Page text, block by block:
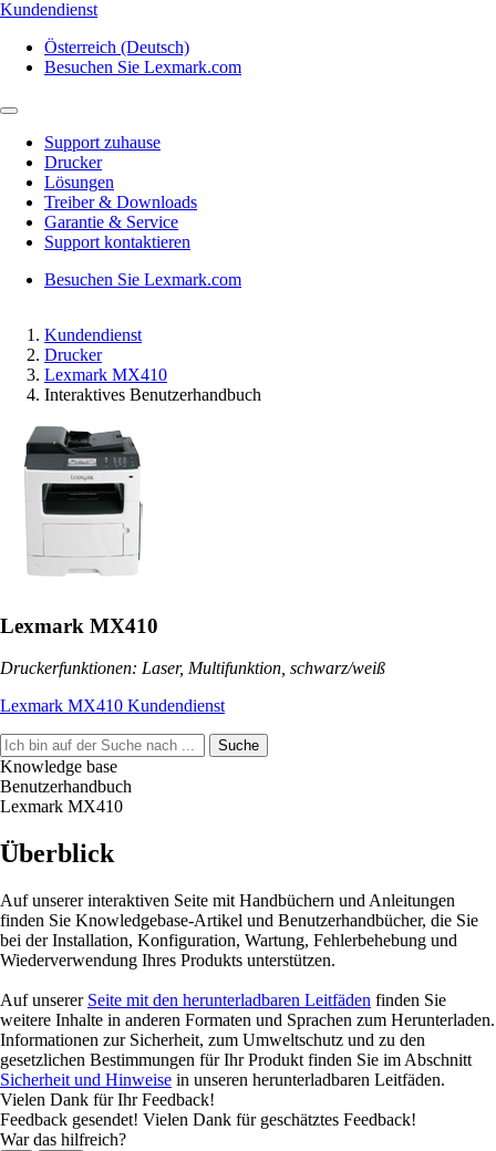
Kundendienst
Österreich (Deutsch)
Besuchen Sie Lexmark.com
Support zuhause
Drucker
Lösungen
Treiber & Downloads
Garantie & Service
Support kontaktieren
Besuchen Sie Lexmark.com
Kundendienst
Drucker
Lexmark MX410
Interaktives Benutzerhandbuch
Lexmark MX410
Druckerfunktionen: Laser, Multifunktion, schwarz/weiß
Lexmark MX410 Kundendienst
Suche
Knowledge base
Benutzerhandbuch
Lexmark MX410
Überblick
Auf unserer interaktiven Seite mit Handbüchern und Anleitungen
finden Sie Knowledgebase-Artikel und Benutzerhandbücher, die Sie
bei der Installation, Konfiguration, Wartung, Fehlerbehebung und
Wiederverwendung Ihres Produkts unterstützen.
Auf unserer Seite mit den herunterladbaren Leitfäden finden Sie
weitere Inhalte in anderen Formaten und Sprachen zum Herunterladen.
Informationen zur Sicherheit, zum Umweltschutz und zu den
gesetzlichen Bestimmungen für Ihr Produkt finden Sie im Abschnitt
Sicherheit und Hinweise in unseren herunterladbaren Leitfäden.
Vielen Dank für Ihr Feedback!
Feedback gesendet! Vielen Dank für geschätztes Feedback!
War das hilfreich?